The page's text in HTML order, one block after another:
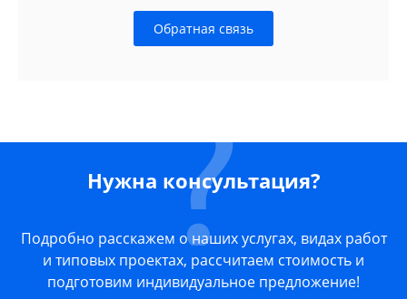
Обратная связь
Нужна консультация?
Подробно расскажем о наших услугах, видах работ
и типовых проектах, рассчитаем стоимость и
подготовим индивидуальное предложение!